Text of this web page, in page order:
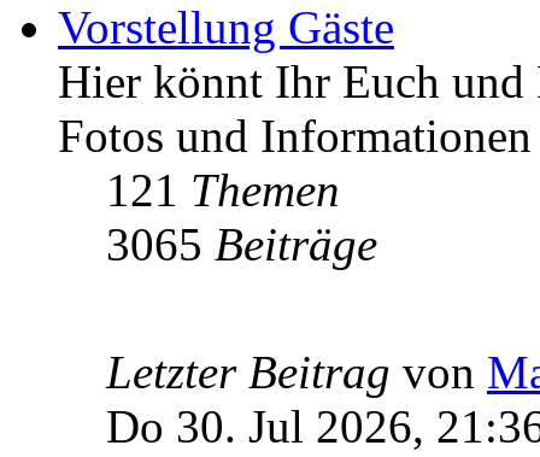
Vorstellung Gäste
Hier könnt Ihr Euch und
Fotos und Informationen
121 Themen
3065 Beiträge
Letzter Beitrag von
Do 30. Jul 2026,